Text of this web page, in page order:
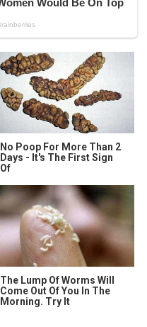
No Poop For More Than 2
Days - It's The First Sign
Of
The Lump Of Worms Will
Come Out Of You In The
Morning. Try It